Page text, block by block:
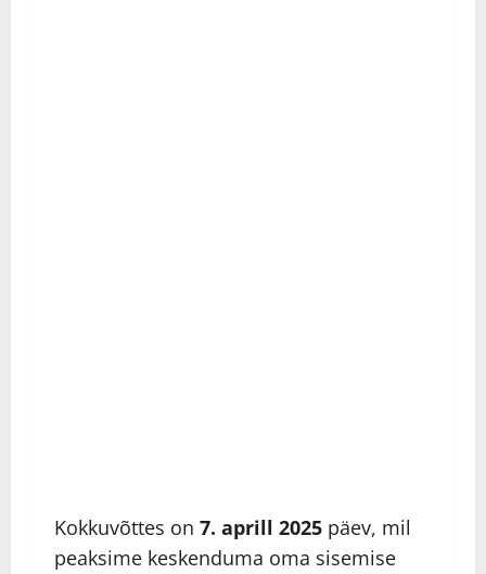
Kokkuvõttes on 7. aprill 2025 päev, mil
peaksime keskenduma oma sisemise